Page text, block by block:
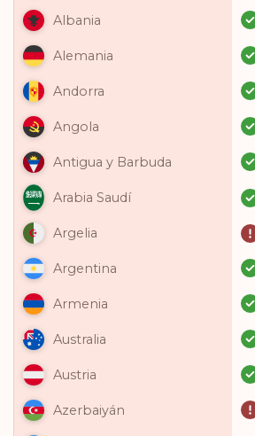
Albania
Alemania
Andorra
Angola
Antigua y Barbuda
Arabia Saudí
Argelia
Argentina
Armenia
Australia
Austria
Azerbaiyán